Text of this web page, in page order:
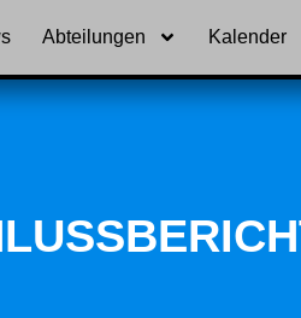
Abteilungen Kalender